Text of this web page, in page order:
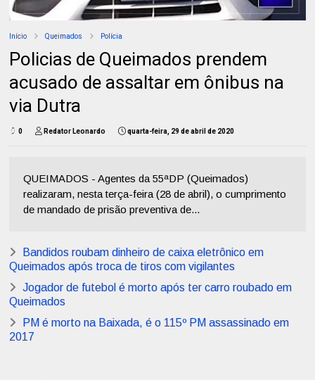
Início Queimados Polícia
Policias de Queimados prendem
acusado de assaltar em ônibus na
via Dutra
0 Redator Leonardo quarta-feira, 29 de abril de 2020
QUEIMADOS - Agentes da 55ªDP (Queimados)
realizaram, nesta terça-feira (28 de abril), o cumprimento
de mandado de prisão preventiva de...
Bandidos roubam dinheiro de caixa eletrônico em
Queimados após troca de tiros com vigilantes
Jogador de futebol é morto após ter carro roubado em
Queimados
PM é morto na Baixada, é o 115º PM assassinado em
2017